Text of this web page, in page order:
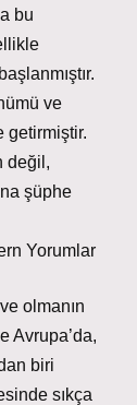
bu
ve
getirmiştir.
değil,
şüphe
Yorumlar
olmanın
Avrupa’da,
biri
sıkça